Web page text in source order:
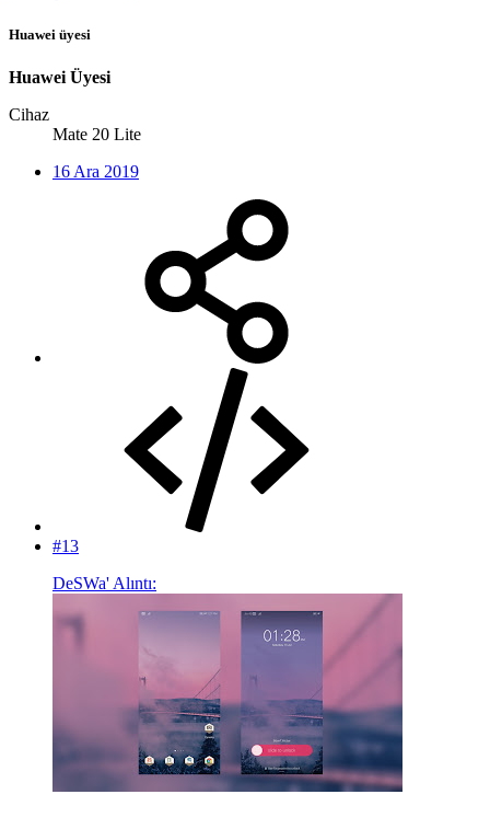
Huawei üyesi
Huawei Üyesi
Cihaz
Mate 20 Lite
16 Ara 2019
#13
DeSWa' Alıntı: